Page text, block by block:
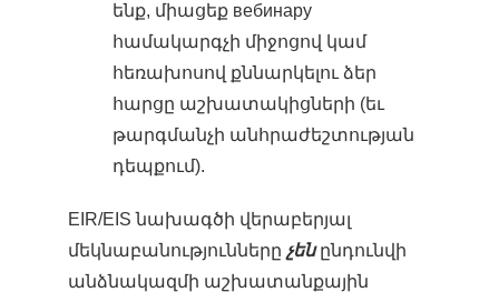
ենք, միացեք вебинару
համակարգչի միջոցով կամ
հեռախոսով քննարկելու ձեր
հարցը աշխատակիցների (եւ
թարգմանչի անհրաժեշտության
դեպքում).
EIR/EIS նախագծի վերաբերյալ
մեկնաբանությունները չենընդունվի
անձնակազմի աշխատանքային